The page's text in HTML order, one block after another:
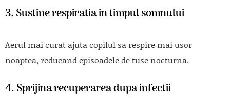
3. Sustine respiratia in timpul somnului
Aerul mai curat ajuta copilul sa respire mai usor
noaptea, reducand episoadele de tuse nocturna.
4. Sprijina recuperarea dupa infectii